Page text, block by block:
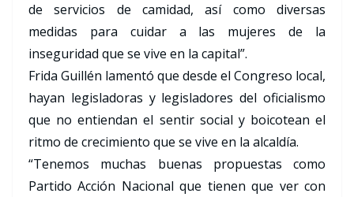
de servicios de camidad, así como diversas
medidas para cuidar a las mujeres de la
inseguridad que se vive en la capital”.
Frida Guillén lamentó que desde el Congreso local,
hayan legisladoras y legisladores del oficialismo
que no entiendan el sentir social y boicotean el
ritmo de crecimiento que se vive en la alcaldía.
“Tenemos muchas buenas propuestas como
Partido Acción Nacional que tienen que ver con